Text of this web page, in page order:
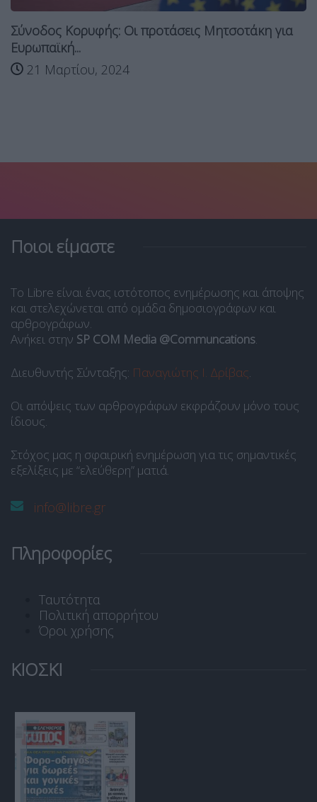
Σύνοδος Κορυφής: Οι προτάσεις Μητσοτάκη για
Ευρωπαϊκή...
21 Μαρτίου, 2024
Ποιοι είμαστε
Το Libre είναι ένας ιστότοπος ενημέρωσης και άποψης
και στελεχώνεται από ομάδα δημοσιογράφων και
αρθρογράφων.
Ανήκει στην SP COM Media @Communcations.
Διευθυντής Σύνταξης: Παναγιώτης Ι. Δρίβας.
Οι απόψεις των αρθρογράφων εκφράζουν μόνο τους
ίδιους.
Στόχος μας η σφαιρική ενημέρωση για τις σημαντικές
εξελίξεις με “ελεύθερη” ματιά.
info@libre.gr
Πληροφορίες
Ταυτότητα
Πολιτική απορρήτου
Όροι χρήσης
ΚΙΟΣΚΙ